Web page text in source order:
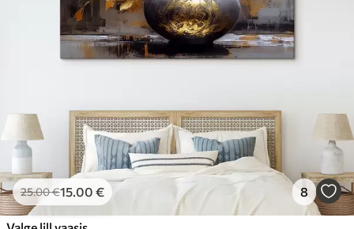
25.00€15.00 € 8